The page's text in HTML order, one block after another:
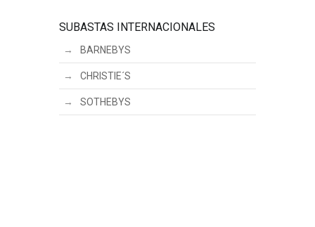
SUBASTAS INTERNACIONALES
BARNEBYS
CHRISTIE´S
SOTHEBYS